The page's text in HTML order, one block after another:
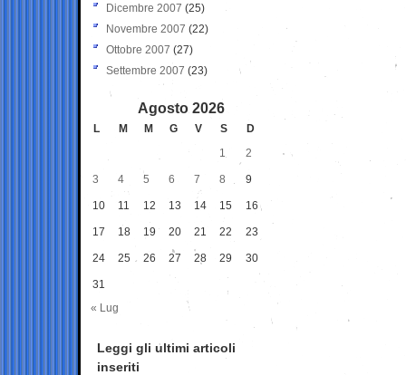
Dicembre 2007 (25)
Novembre 2007 (22)
Ottobre 2007 (27)
Settembre 2007 (23)
Agosto 2026
L M M G V S
D
1
2
3 4 5 6 7 8 9
10 11 12 13 14 15 16
17 18 19 20 21 22 23
24 25 26 27 28 29 30
31
« Lug
Leggi gli ultimi articoli
inseriti